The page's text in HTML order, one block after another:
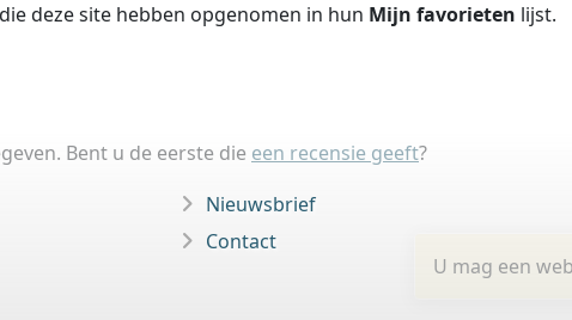
deze site hebben opgenomen in hun Mijn favorieten lijst.
Bent u de eerste die een recensie geeft?
U mag een
Nieuwsbrief
Contact